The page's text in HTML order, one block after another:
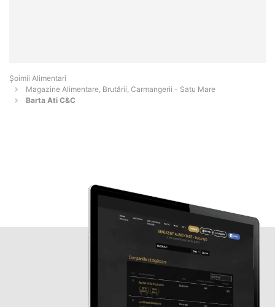
Şoimii Alimentari
Magazine Alimentare, Brutării, Carmangerii - Satu Mare
Barta Ati C&C